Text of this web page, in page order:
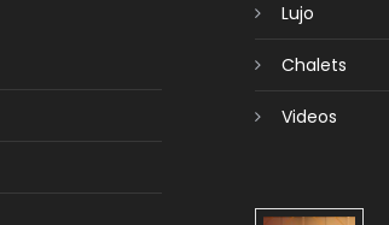
Lujo
Chalets
Videos